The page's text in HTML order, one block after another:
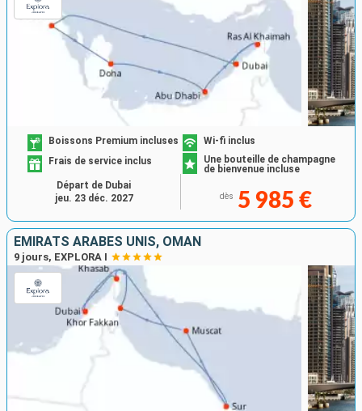
Boissons Premium incluses
Wi-fi inclus
Frais de service inclus
Une bouteille de champagne
de bienvenue incluse
dès 5 985 €
Départ de Dubai
jeu. 23 déc. 2027
EMIRATS ARABES UNIS, OMAN
9 jours, EXPLORA I